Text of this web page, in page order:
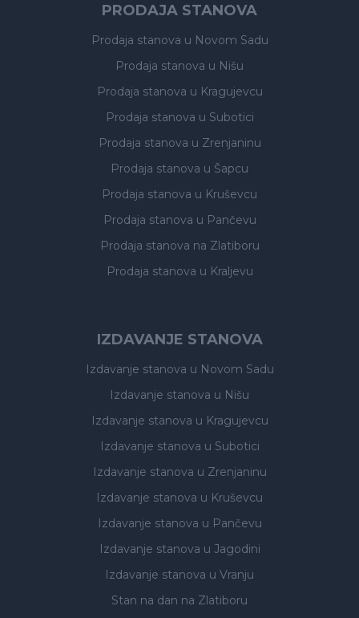
PRODAJA STANOVA
Prodaja stanova u Novom Sadu
Prodaja stanova u Nišu
Prodaja stanova u Kragujevcu
Prodaja stanova u Subotici
Prodaja stanova u Zrenjaninu
Prodaja stanova u Šapcu
Prodaja stanova u Kruševcu
Prodaja stanova u Pančevu
Prodaja stanova na Zlatiboru
Prodaja stanova u Kraljevu
IZDAVANJE STANOVA
Izdavanje stanova u Novom Sadu
Izdavanje stanova u Nišu
Izdavanje stanova u Kragujevcu
Izdavanje stanova u Subotici
Izdavanje stanova u Zrenjaninu
Izdavanje stanova u Kruševcu
Izdavanje stanova u Pančevu
Izdavanje stanova u Jagodini
Izdavanje stanova u Vranju
Stan na dan na Zlatiboru